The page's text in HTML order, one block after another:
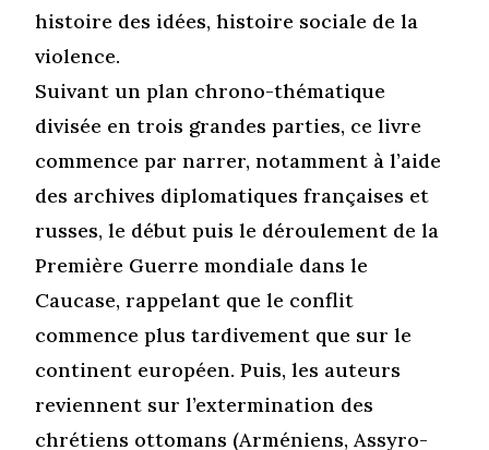
histoire des idées, histoire sociale de la
violence.
Suivant un plan chrono-thématique
divisée en trois grandes parties, ce livre
commence par narrer, notamment à l’aide
des archives diplomatiques françaises et
russes, le début puis le déroulement de la
Première Guerre mondiale dans le
Caucase, rappelant que le conflit
commence plus tardivement que sur le
continent européen. Puis, les auteurs
reviennent sur l’extermination des
chrétiens ottomans (Arméniens, Assyro-